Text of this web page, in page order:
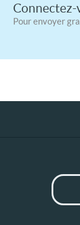
Connectez-
Pour envoyer